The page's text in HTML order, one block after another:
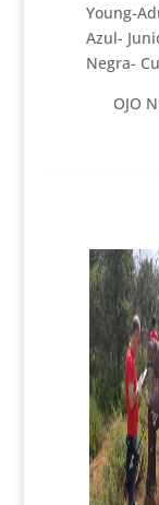
Young-
Azul-
Negra-
OJO